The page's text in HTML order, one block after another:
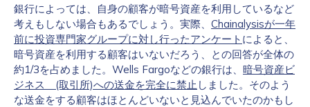
銀行によっては、自身の顧客が暗号資産を利用しているなど
考えもしない場合もあるでしょう。実際、 Chainalysisが一年
前に投資専門家グループに対し行ったアンケート によると、
暗号資産を利用する顧客はいないだろう、との回答が全体の
約1/3を占めました。Wells Fargoなどの銀行は、 暗号資産ビ
ジネス (取引所)への送金を完全に禁止 しました。そのよう
な送金をする顧客はほとんどいないと見込んでいたのかもし